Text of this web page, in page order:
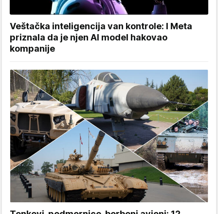
Veštačka inteligencija van kontrole: I Meta
priznala da je njen AI model hakovao
kompanije